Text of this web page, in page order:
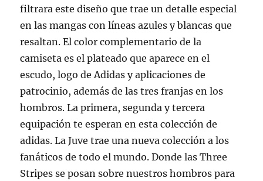
filtrara este diseño que trae un detalle especial
en las mangas con líneas azules y blancas que
resaltan. El color complementario de la
camiseta es el plateado que aparece en el
escudo, logo de Adidas y aplicaciones de
patrocinio, además de las tres franjas en los
hombros. La primera, segunda y tercera
equipación te esperan en esta colección de
adidas. La Juve trae una nueva colección a los
fanáticos de todo el mundo. Donde las Three
Stripes se posan sobre nuestros hombros para